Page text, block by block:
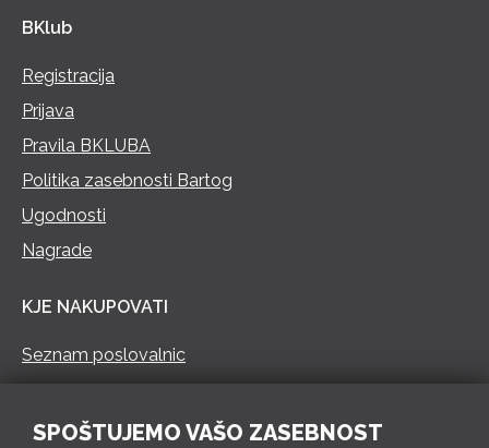
BKlub
Registracija
Prijava
Pravila BKLUBA
Politika zasebnosti Bartog
Ugodnosti
Nagrade
KJE NAKUPOVATI
Seznam poslovalnic
SPOŠTUJEMO VAŠO ZASEBNOST